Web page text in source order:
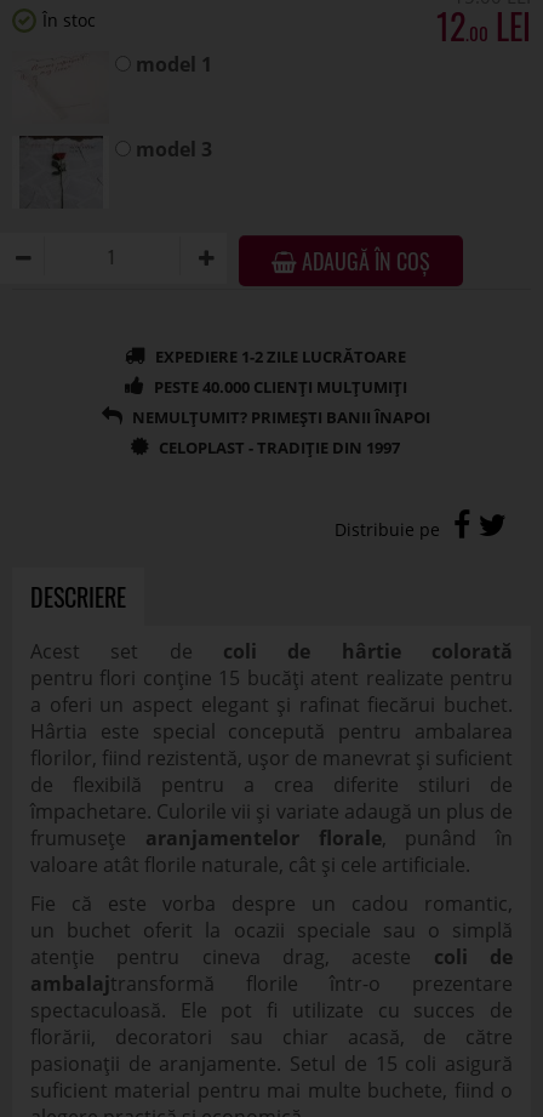
În stoc 12.00
model 1
model 3
ADAUGĂ ÎN COȘ
DESCRIERE
Acest set de coli de hârtie colorată
pentru flori conține 15 bucăți atent realizate pentru
a oferi un aspect elegant și rafinat fiecărui buchet.
Hârtia este special concepută pentru ambalarea
florilor, fiind rezistentă, ușor de manevrat și suficient
de flexibilă pentru a crea diferite stiluri de
împachetare. Culorile vii și variate adaugă un plus de
frumusețe aranjamentelor florale, punând în
valoare atât florile naturale, cât și cele artificiale.
Fie că este vorba despre un cadou romantic,
un buchet oferit la ocazii speciale sau o simplă
atenție pentru cineva drag, aceste coli de
ambalajtransformă florile într-o prezentare
spectaculoasă. Ele pot fi utilizate cu succes de
florării, decoratori sau chiar acasă, de către
pasionații de aranjamente. Setul de 15 coli asigură
suficient material pentru mai multe buchete, fiind o